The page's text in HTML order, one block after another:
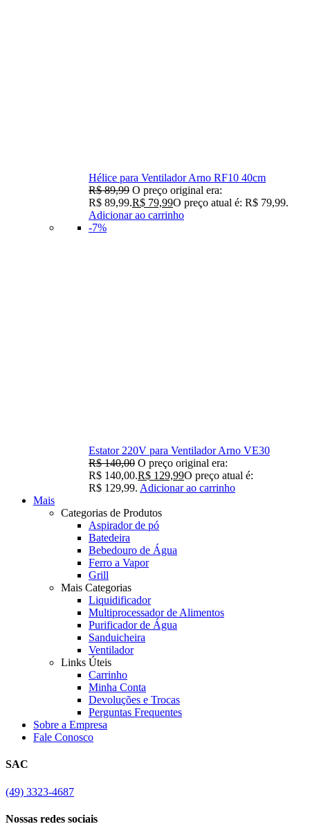
Hélice para Ventilador Arno RF10 40cm
R$89,99 O preço original era:
R$ 89,99.R$ 79,99O preço atual é: R$ 79,99.
Adicionar ao carrinho
-7%
Estator 220V para Ventilador Arno VE30
R$140,00 O preço original era:
R$ 140,00.R$ 129,99O preço atual é:
R$ 129,99. Adicionar ao carrinho
Mais
Categorias de Produtos
Aspirador de pó
Batedeira
Bebedouro de Água
Ferro a Vapor
Grill
Mais Categorias
Liquidificador
Multiprocessador de Alimentos
Purificador de Água
Sanduicheira
Ventilador
Links Úteis
Carrinho
Minha Conta
Devoluções e Trocas
Perguntas Frequentes
Sobre a Empresa
Fale Conosco
SAC
(49) 3323-4687
Nossas redes sociais